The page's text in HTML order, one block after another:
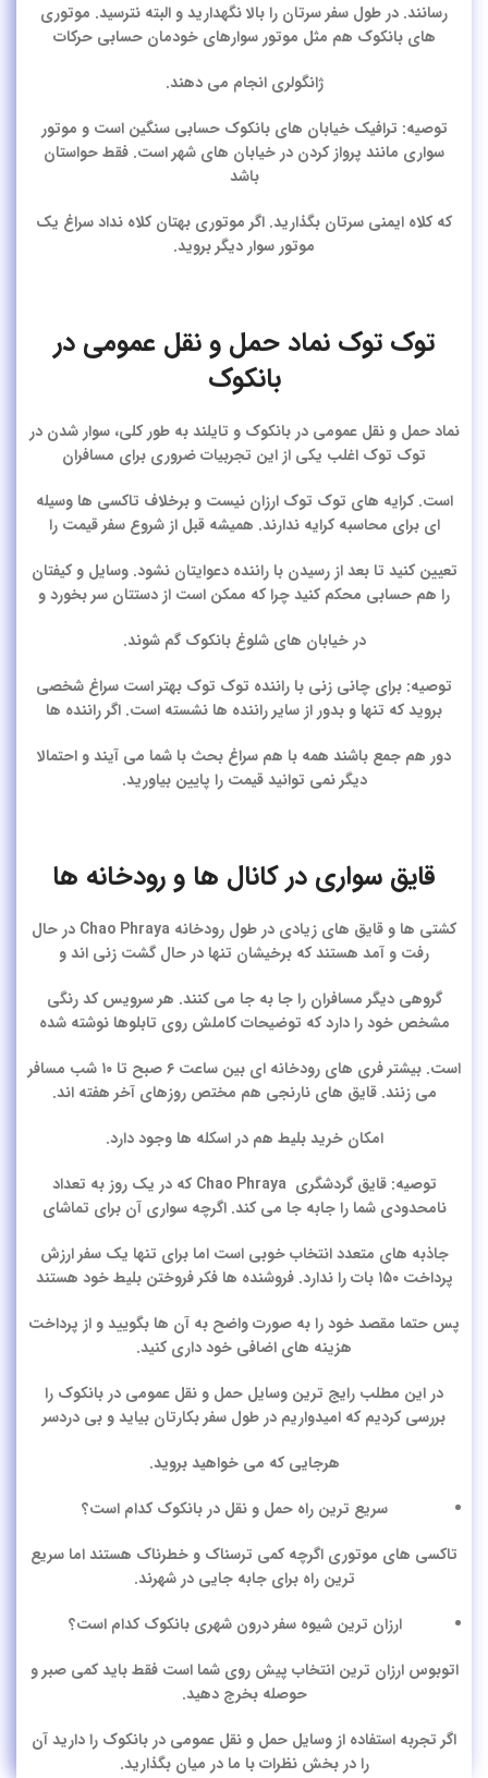
رسانند. در طول سفر سرتان را بالا نگهدارید و البته نترسید. موتوری
های بانکوک هم مثل موتور سوارهای خودمان حسابی حرکات
ژانگولری انجام می دهند.
توصیه: ترافیک خیابان های بانکوک حسابی سنگین است و موتور
سواری مانند پرواز کردن در خیابان های شهر است. فقط حواستان
باشد
که کلاه ایمنی سرتان بگذارید. اگر موتوری بهتان کلاه نداد سراغ یک
موتور سوار دیگر بروید.
توک توک نماد حمل و نقل عمومی در
بانکوک
نماد حمل و نقل عمومی در بانکوک و تایلند به طور کلی، سوار شدن در
توک توک اغلب یکی از این تجربیات ضروری برای مسافران
است. کرایه های توک توک ارزان نیست و برخلاف تاکسی ها وسیله
ای برای محاسبه کرایه ندارند. همیشه قبل از شروع سفر قیمت را
تعیین کنید تا بعد از رسیدن با راننده دعوایتان نشود. وسایل و کیفتان
را هم حسابی محکم کنید چرا که ممکن است از دستتان سر بخورد و
در خیابان های شلوغ بانکوک گم شوند.
توصیه: برای چانی زنی با راننده توک توک بهتر است سراغ شخصی
بروید که تنها و بدور از سایر راننده ها نشسته است. اگر راننده ها
دور هم جمع باشند همه با هم سراغ بحث با شما می آیند و احتمالا
دیگر نمی توانید قیمت را پایین بیاورید.
قایق سواری در کانال ها و رودخانه ها
کشتی ها و قایق های زیادی در طول رودخانه Chao Phraya در حال
رفت و آمد هستند که برخیشان تنها در حال گشت زنی اند و
گروهی دیگر مسافران را جا به جا می کنند. هر سرویس کد رنگی
مشخص خود را دارد که توضیحات کاملش روی تابلوها نوشته شده
است. بیشتر فری های رودخانه ای بین ساعت ۶ صبح تا ۱۰ شب مسافر
می زنند. قایق های نارنجی هم مختص روزهای آخر هفته اند.
امکان خرید بلیط هم در اسکله ها وجود دارد.
توصیه:
قایق گردشگری Chao Phraya که در یک روز به تعداد
نامحدودی شما را جابه جا می کند. اگرچه سواری آن برای تماشای
جاذبه های متعدد انتخاب خوبی است اما برای تنها یک سفر ارزش
پرداخت ۱۵۰ بات را ندارد. فروشنده ها فکر فروختن بلیط خود هستند
پس حتما مقصد خود را به صورت واضح به آن ها بگویید و از پرداخت
هزینه های اضافی خود داری کنید.
در این مطلب رایج ترین وسایل حمل و نقل عمومی در بانکوک را
بررسی کردیم که امیدواریم در طول سفر بکارتان بیاید و بی دردسر
هرجایی که می خواهید بروید.
سریع ترین راه حمل و نقل در بانکوک کدام است؟
تاکسی های موتوری اگرچه کمی ترسناک و خطرناک هستند اما سریع
ترین راه برای جابه جایی در شهرند.
ارزان ترین شیوه سفر درون شهری بانکوک کدام است؟
اتوبوس ارزان ترین انتخاب پیش روی شما است فقط باید کمی صبر و
حوصله بخرج دهید.
اگر تجربه استفاده از وسایل حمل و نقل عمومی در بانکوک را دارید آن
را در بخش نظرات با ما در میان بگذارید.